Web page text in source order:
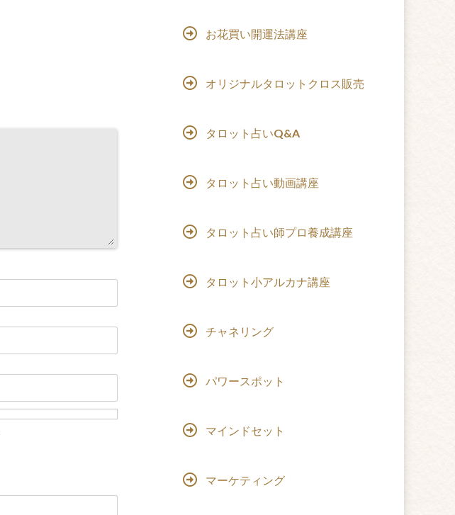
お花買い開運法講座
オリジナルタロットクロス販売
タロット占いQ&A
タロット占い動画講座
タロット占い師プロ養成講座
タロット小アルカナ講座
チャネリング
パワースポット
マインドセット
マーケティング